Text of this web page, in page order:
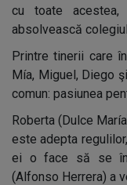
cu toate
absolvească
Printre tinerii care
Mía, Miguel, Diego
comun: pasiunea
Roberta (Dulce
este adepta
ei o face să se
(Alfonso Herrera) a